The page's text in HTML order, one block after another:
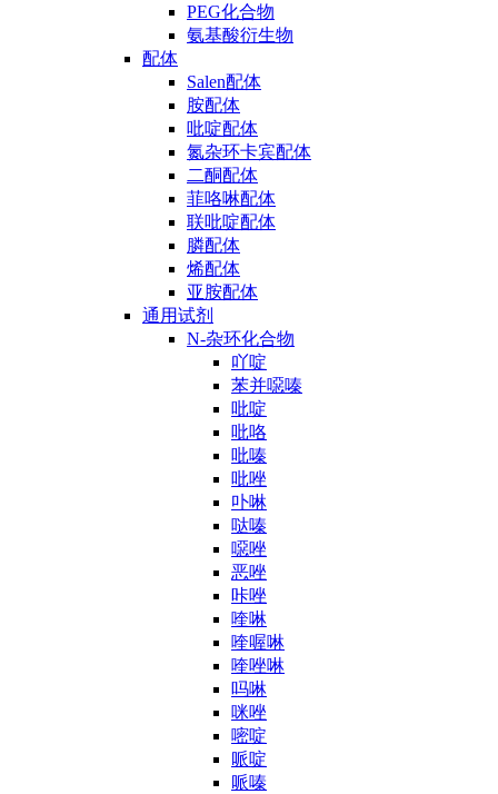
PEG化合物
氨基酸衍生物
配体
Salen配体
胺配体
吡啶配体
氮杂环卡宾配体
二酮配体
菲咯啉配体
联吡啶配体
膦配体
烯配体
亚胺配体
通用试剂
N-杂环化合物
吖啶
苯并噁嗪
吡啶
吡咯
吡嗪
吡唑
卟啉
哒嗪
噁唑
恶唑
咔唑
喹啉
喹喔啉
喹唑啉
吗啉
咪唑
嘧啶
哌啶
哌嗪